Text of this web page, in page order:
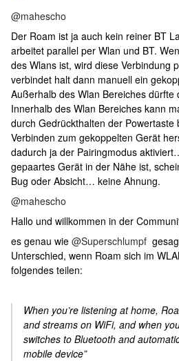
@mahescho
Der Roam ist ja auch kein reiner BT
arbeitet parallel per Wlan und BT.
des Wlans ist, wird diese Verbindung
verbindet halt dann manuell ein
Außerhalb des Wlan Bereiches dürfte
Innerhalb des Wlan Bereiches kann
durch Gedrückthalten der Powertaste
Verbinden zum gekoppelten Gerät
dadurch ja der Pairingmodus
gepaartes Gerät in der Nähe ist,
Bug oder Absicht… keine Ahnung.
@mahescho
Hallo und willkommen in der
es genau wie @Superschlumpf
Unterschied, wenn Roam sich im
folgendes teilen:
When you’re listening at home,
and streams on WiFi, and when
switches to Bluetooth and
mobile device”